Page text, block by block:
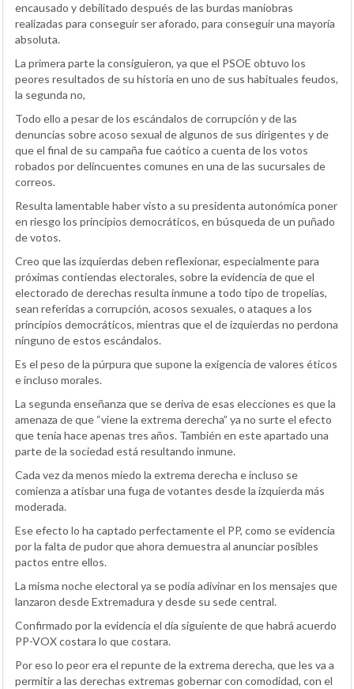
encausado y debilitado después de las burdas maniobras
realizadas para conseguir ser aforado, para conseguir una mayoría
absoluta.
La primera parte la consiguieron, ya que el PSOE obtuvo los
peores resultados de su historia en uno de sus habituales feudos,
la segunda no,
Todo ello a pesar de los escándalos de corrupción y de las
denuncias sobre acoso sexual de algunos de sus dirigentes y de
que el final de su campaña fue caótico a cuenta de los votos
robados por delincuentes comunes en una de las sucursales de
correos.
Resulta lamentable haber visto a su presidenta autonómica poner
en riesgo los principios democráticos, en búsqueda de un puñado
de votos.
Creo que las izquierdas deben reflexionar, especialmente para
próximas contiendas electorales, sobre la evidencia de que el
electorado de derechas resulta inmune a todo tipo de tropelías,
sean referidas a corrupción, acosos sexuales, o ataques a los
principios democráticos, mientras que el de izquierdas no perdona
ninguno de estos escándalos.
Es el peso de la púrpura que supone la exigencia de valores éticos
e incluso morales.
La segunda enseñanza que se deriva de esas elecciones es que la
amenaza de que “viene la extrema derecha” ya no surte el efecto
que tenía hace apenas tres años. También en este apartado una
parte de la sociedad está resultando inmune.
Cada vez da menos miedo la extrema derecha e incluso se
comienza a atisbar una fuga de votantes desde la izquierda más
moderada.
Ese efecto lo ha captado perfectamente el PP, como se evidencia
por la falta de pudor que ahora demuestra al anunciar posibles
pactos entre ellos.
La misma noche electoral ya se podía adivinar en los mensajes que
lanzaron desde Extremadura y desde su sede central.
Confirmado por la evidencia el día siguiente de que habrá acuerdo
PP-VOX costara lo que costara.
Por eso lo peor era el repunte de la extrema derecha, que les va a
permitir a las derechas extremas gobernar con comodidad, con el